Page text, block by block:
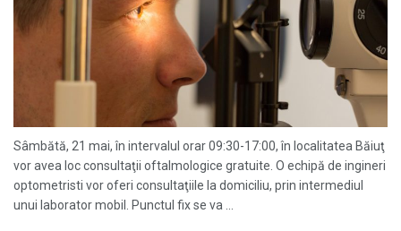
Sâmbătă, 21 mai, în intervalul orar 09:30-17:00, în localitatea Băiuţ
vor avea loc consultaţii oftalmologice gratuite. O echipă de ingineri
optometristi vor oferi consultaţiile la domiciliu, prin intermediul
unui laborator mobil. Punctul fix se va ...